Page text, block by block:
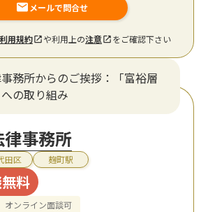
メールで問合せ
利用規約 や利用上の注意 をご確認下さい
務所からのご挨拶：「富裕層
の取り組み
事務所
田区 麹町駅
料
オンライン面談可